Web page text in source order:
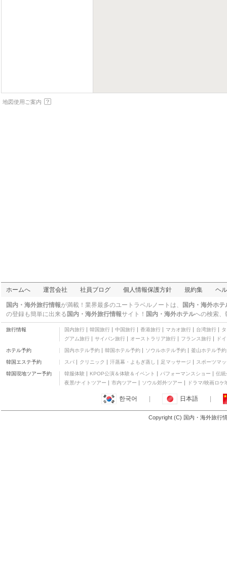
地図使用ご案内
ホームへ 運営会社 社員ブログ 個人情報保護方針 規約集 ヘ
国内・海外旅行情報が満載！業界最多のユートラベルノートは、
国内・海外ホ
の登録も簡単に出来る 国内・海外旅行情報サイト！ 国内・海外ホテルへの検索、
旅行情報 国内旅行 韓国旅行 中国旅行 香港旅行 マカオ旅行 台湾旅行
グアム旅行
サイパン旅行 オーストラリア旅行 フランス旅行 ド
ホテル予約 国内ホテル予約 韓国ホテル予約 ソウルホテル予約 釜山ホテル予約
韓国エステ予約 スパ クリニック 汗蒸幕・よもぎ蒸し 足マッサージ スポーツマ
韓国現地ツアー予約 韓服体験 KPOP公演＆体験＆イベント パフォーマンスショー
伝統
夜景/ナイトツアー
市内ツアー ソウル郊外ツアー ドラマ/映画ロケ
한국어 日本語
Copyright (C) 国内・海外旅行